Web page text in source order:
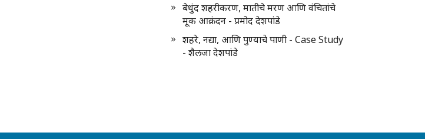
बेधुंद शहरीकरण, मातीचे मरण आणि वंचितांचे
मूक आक्रंदन - प्रमोद देशपांडे
शहरे, नद्या, आणि पुण्याचे पाणी - Case Study
- शैलजा देशपांडे